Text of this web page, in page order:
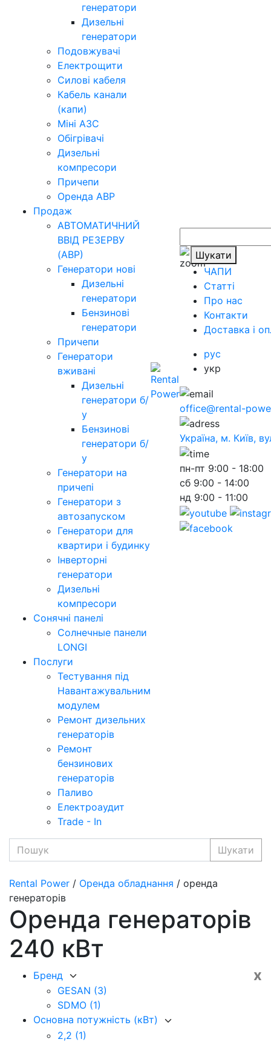
генератори
Дизельні
генератори
Подовжувачі
Електрощити
Силові кабеля
Кабель канали
(капи)
Міні АЗС
Обігрівачі
Дизельні
компресори
Причепи
Оренда АВР
Продаж
АВТОМАТИЧНИЙ
ВВІД РЕЗЕРВУ
(АВР)
Генератори нові
Дизельні
генератори
Бензинові
генератори
Причепи
Генератори
вживані
Дизельні
генератори б/
у
Бензинові
генератори б/
у
Генератори на
причепі
Генератори з
автозапуском
Генератори для
квартири і будинку
Інверторні
генератори
Дизельні
компресори
Сонячні панелі
Солнечные панели
LONGI
Послуги
Тестування під
Навантажувальним
модулем
Ремонт дизельних
генераторів
Ремонт
бензинових
генераторів
Паливо
Електроаудит
Trade - In
Шукати
ЧАПИ
Статті
Про нас
Контакти
Доставка і
рус
укр
office@rental-
Україна, м. Київ,
пн-пт 9:00 - 18:00
сб 9:00 - 14:00
нд 9:00 - 11:00
Шукати
Rental Power / Оренда обладнання / оренда
генераторів
Оренда генераторів
240 кВт
x
Бренд
GESAN (3)
SDMO (1)
Основна потужність (кВт)
2,2 (1)